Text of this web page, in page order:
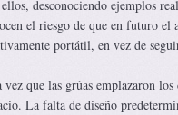
desconociendo ejemplos
el riesgo de que en futuro el
portátil, en vez de
vez que las grúas emplazaron
La falta de diseño